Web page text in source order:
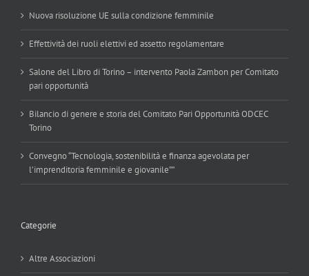
Nuova risoluzione UE sulla condizione femminile
Effettività dei ruoli elettivi ed assetto regolamentare
Salone del Libro di Torino – intervento Paola Zambon per Comitato
pari opportunità
Bilancio di genere e storia del Comitato Pari Opportunità ODCEC
Torino
Convegno “Tecnologia, sostenibilità e finanza agevolata per
l’imprenditoria femminile e giovanile””
Categorie
Altre Associazioni